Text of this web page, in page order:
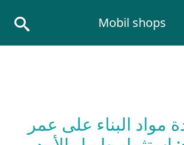
Mobil shops
مواد البناء على عمر